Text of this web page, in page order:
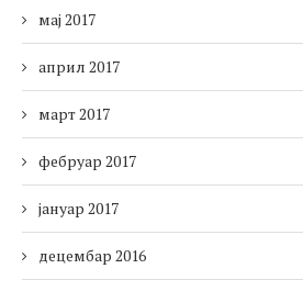
мај 2017
април 2017
март 2017
фебруар 2017
јануар 2017
децембар 2016